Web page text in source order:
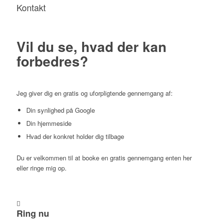
Kontakt
Vil du se, hvad der kan
forbedres?
Jeg giver dig en gratis og uforpligtende gennemgang af:
Din synlighed på Google
Din hjemmeside
Hvad der konkret holder dig tilbage
Du er velkommen til at booke en gratis gennemgang enten her
eller ringe mig op.
Ring nu